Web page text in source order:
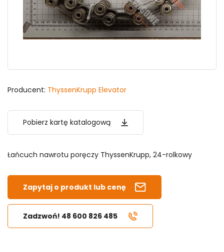
Producent: ThyssenKrupp Elevator
Pobierz kartę katalogową
Łańcuch nawrotu poręczy ThyssenKrupp, 24-rolkowy
Zapytaj o produkt lub cenę
Zadzwoń! 48 600 826 485